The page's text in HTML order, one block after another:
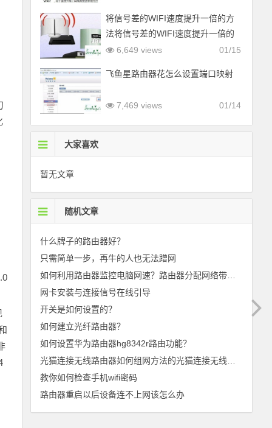
将信号差的WIFI速度提升一倍的方
法将信号差的WIFI速度提升一倍的
方法
01/15
6,649 views
飞鱼星路由器花怎么设置端口映射
01/14
7,469 views
大家喜欢
暂无文章
随机文章
什么牌子的路由器好？
只需简单一步，再牛的人也无法蹭网
如何利用路由器监控电脑网速？路由器分配网络带宽和限制别人网速的方法
网卡安装与连接信号在线引导
开关是如何设置的？
如何建立光纤路由器？
如何设置华为路由器hg8342r路由功能？
教你如何检查手机wifi密码
路由器重启以后设备连不上网该怎么办